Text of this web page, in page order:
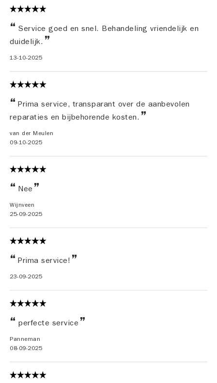
Service goed en snel. Behandeling vriendelijk en
duidelijk.
13-10-2025
Prima service, transparant over de aanbevolen
reparaties en bijbehorende kosten.
van der Meulen
09-10-2025
Nee
Wijnveen
25-09-2025
Prima service!
23-09-2025
perfecte service
Panneman
08-09-2025